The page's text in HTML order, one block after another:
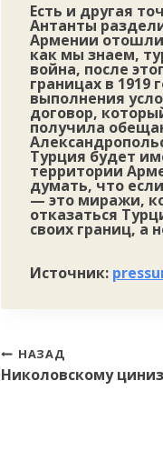
Есть и другая
Антанты
Армении
как мы знаем,
война, после
границах в 1919
выполнения
договор,
получила
Турция будет
территории
думать, что
— это миражи,
отказаться
своих границ, а
Источник:
Навигация
по
НАЗАД
Николовскому